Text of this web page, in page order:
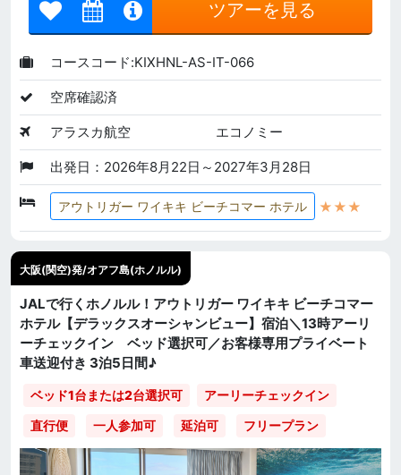
ツアーを見る
コースコード:KIXHNL-AS-IT-066
空席確認済
アラスカ航空 エコノミー
出発日：2026年8月22日～2027年3月28日
アウトリガー ワイキキ ビーチコマー ホテル ★★★
大阪(関空)発/オアフ島(ホノルル)
JALで行くホノルル！アウトリガー ワイキキ ビーチコマー
ホテル【デラックスオーシャンビュー】宿泊＼13時アーリ
ーチェックイン ベッド選択可／お客様専用プライベート
車送迎付き 3泊5日間♪
ベッド1台または2台選択可
アーリーチェックイン
直行便
一人参加可 延泊可 フリープラン